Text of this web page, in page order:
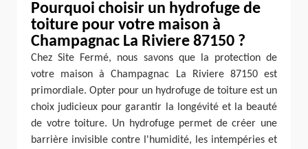
Pourquoi choisir un hydrofuge de
toiture pour votre maison à
Champagnac La Riviere 87150 ?
Chez Site Fermé, nous savons que la protection de
votre maison à Champagnac La Riviere 87150 est
primordiale. Opter pour un hydrofuge de toiture est un
choix judicieux pour garantir la longévité et la beauté
de votre toiture. Un hydrofuge permet de créer une
barrière invisible contre l'humidité, les intempéries et